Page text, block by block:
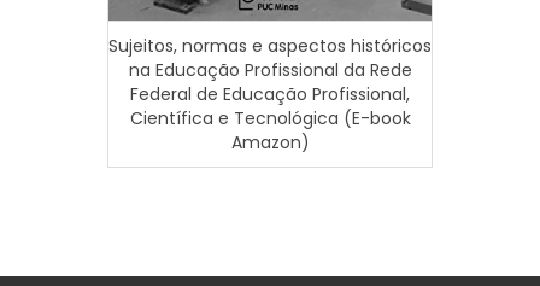
Sujeitos, normas e aspectos históricos
na Educação Profissional da Rede
Federal de Educação Profissional,
Científica e Tecnológica (E-book
Amazon)